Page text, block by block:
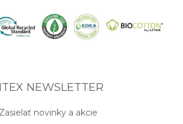
NEWSLETTER
Zasielať novinky a akcie